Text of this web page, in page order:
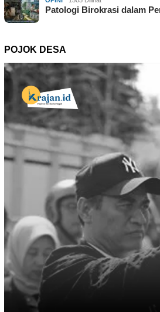
Patologi Birokrasi dalam
POJOK DESA